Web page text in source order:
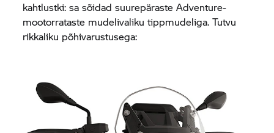
kahtlustki: sa sõidad suurepäraste Adventure-
mootorrataste mudelivaliku tippmudeliga. Tutvu
rikkaliku põhivarustusega: